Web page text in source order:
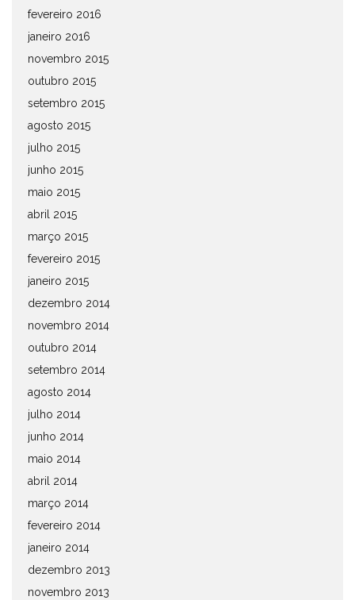
fevereiro 2016
janeiro 2016
novembro 2015
outubro 2015
setembro 2015
agosto 2015
julho 2015
junho 2015
maio 2015
abril 2015
março 2015
fevereiro 2015
janeiro 2015
dezembro 2014
novembro 2014
outubro 2014
setembro 2014
agosto 2014
julho 2014
junho 2014
maio 2014
abril 2014
março 2014
fevereiro 2014
janeiro 2014
dezembro 2013
novembro 2013